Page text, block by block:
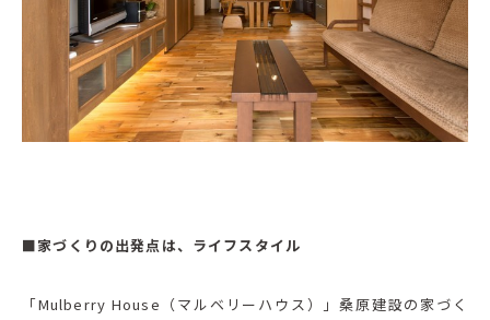
■家づくりの出発点は、ライフスタイル
「Mulberry House（マルベリーハウス）」桑原建設の家づく